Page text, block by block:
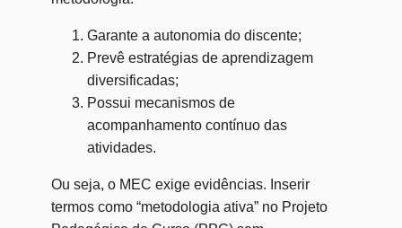
Garante a autonomia do discente;
Prevê estratégias de aprendizagem
diversificadas;
Possui mecanismos de
acompanhamento contínuo das
atividades.
Ou seja, o MEC exige evidências. Inserir
termos como “metodologia ativa” no Projeto